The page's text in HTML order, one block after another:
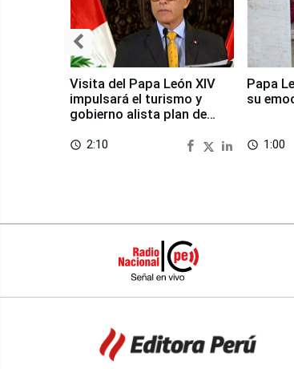
Visita del Papa León XIV
impulsará el turismo y
gobierno alista plan de
access_time 2:10
Papa
su
access_time 1:00